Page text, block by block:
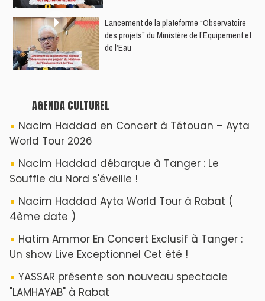
YASSAR présente son nouveau spectacle
"LAMHAYAB" à Rabat